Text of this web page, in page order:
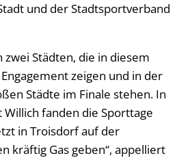
und der Stadtsportverband
Städten, die in diesem
zeigen und in der
Städte im Finale stehen. In
fanden die Sporttage
in Troisdorf auf der
kräftig Gas geben“, appelliert